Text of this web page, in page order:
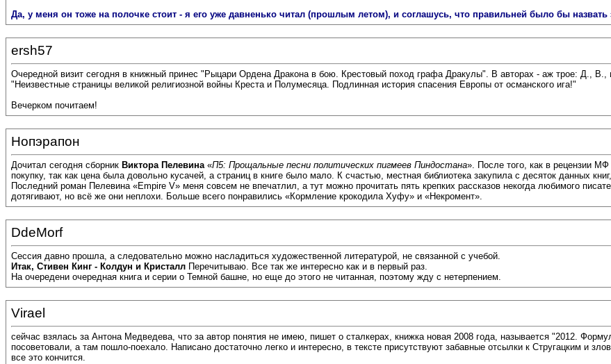
Да, у меня он тоже на полочке стоит - я его уже давненько читал (прошлым летом), и соглашусь, что правильней было бы назвать
ersh57
Очередной визит сегодня в книжный принес "Рыцари Ордена Дракона в бою. Крестовый поход графа Дракулы". В авторах - аж трое: Д.,
"Неизвестные страницы великой религиозной войны Креста и Полумесяца. Подлинная история спасения Европы от османского ига!"
Вечерком почитаем!
Нопэрапон
Дочитал сегодня сборник Виктора Пелевина«П5: Прощальные песни политических пигмеев Пиндостана». После того, как в рецензии
покупку, так как цена была довольно кусачей, а страниц в книге было мало. К счастью, местная библиотека закупила с десяток данных
Последний роман Пелевина «Empire V» меня совсем не впечатлил, а тут можно прочитать пять крепких рассказов некогда любимого
дотягивают, но всё же они неплохи. Больше всего понравились «Кормление крокодила Хуфу» и «Некромент».
DdeMorf
Сессия давно прошла, а следовательно можно насладиться художественной литературой, не связанной с учебой.
Итак, Стивен Кинг - Колдун и Кристалл Перечитываю. Все так же интересно как и в первый раз.
На очередени очередная книга и серии о Темной башне, но еще до этого не читанная, поэтому жду с нетерпением.
Virael
сейчас взялась за Антона Медведева, что за автор понятия не имею, пишет о сталкерах, книжка новая 2008 года, называется "2012.
посоветовали, а там пошло-поехало. Написано достаточно легко и интересно, в тексте присутствуют забавные отсылки к Стругацким и
все это кончится.